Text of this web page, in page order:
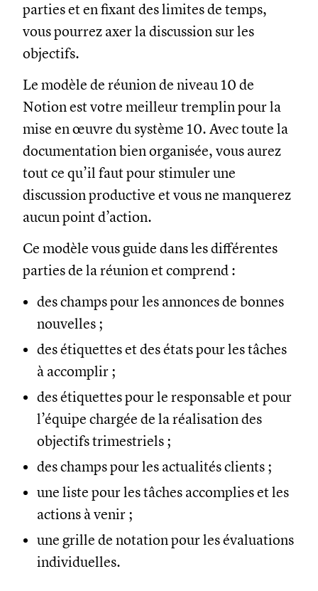
parties et en fixant des limites de temps,
vous pourrez axer la discussion sur les
objectifs.
Le modèle de réunion de niveau 10 de
Notion est votre meilleur tremplin pour la
mise en œuvre du système 10. Avec toute la
documentation bien organisée, vous aurez
tout ce qu’il faut pour stimuler une
discussion productive et vous ne manquerez
aucun point d’action.
Ce modèle vous guide dans les différentes
parties de la réunion et comprend :
des champs pour les annonces de bonnes
nouvelles ;
des étiquettes et des états pour les tâches
à accomplir ;
des étiquettes pour le responsable et pour
l’équipe chargée de la réalisation des
objectifs trimestriels ;
des champs pour les actualités clients ;
une liste pour les tâches accomplies et les
actions à venir ;
une grille de notation pour les évaluations
individuelles.